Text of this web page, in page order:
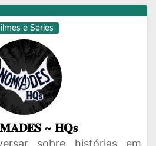
e Series
~ 𝐇𝐐𝐬
sobre histórias em